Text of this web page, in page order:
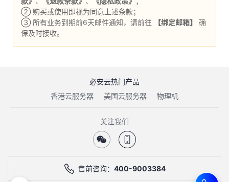
② 购买或使用即视为同意上述条款；
③ 所有业务到期前6天邮件通知，请前往
【绑定邮箱】
确
保及时接收。
必安云热门产品
香港云服务器
美国云服务器 物理机
关注我们
售前咨询： 400-9003384